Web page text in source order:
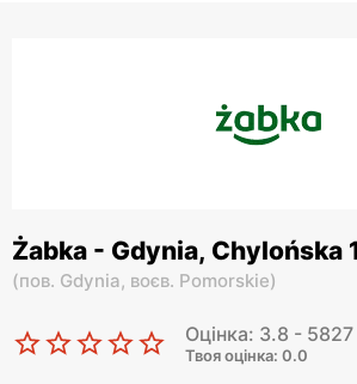
Żabka - Gdynia, Chylońska
(пов. Gdynia, воєв. Pomorskie)
Оцінка: 3.8 - 5827
Твоя оцінка: 0.0